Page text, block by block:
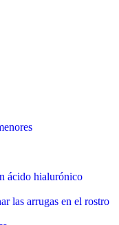
ácido hialurónico
las arrugas en el rostro